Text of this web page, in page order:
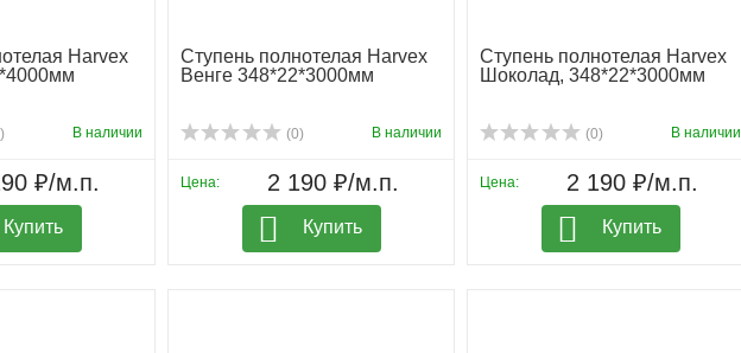
Harvex
В наличии
₽/м.п.
Купить
Ступень полнотелая Harvex
Венге 348*22*3000мм
(0) В наличии
Цена: 2 190 ₽/м.п.
Купить
Ступень полнотелая Harvex
Шоколад, 348*22*3000мм
(0) В наличии
Цена: 2 190 ₽/м.п.
Купить